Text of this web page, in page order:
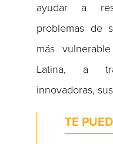
ayudar a
problemas de
más
Latina, a
innovadoras,
TE